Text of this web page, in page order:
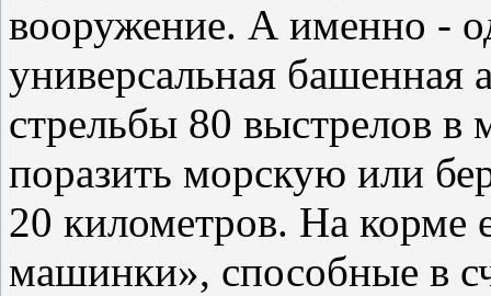
вооружение. А именно -
универсальная башенная
стрельбы 80 выстрелов в
поразить морскую или
20 километров. На
машинки», способные в